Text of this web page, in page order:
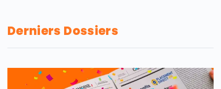
Derniers Dossiers